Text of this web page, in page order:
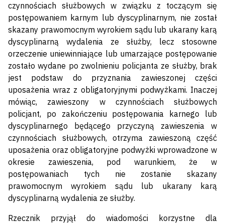
czynnościach służbowych w związku z toczącym się
postępowaniem karnym lub dyscyplinarnym, nie został
skazany prawomocnym wyrokiem sądu lub ukarany karą
dyscyplinarną wydalenia ze służby, lecz stosowne
orzeczenie uniewinniające lub umarzające postępowanie
zostało wydane po zwolnieniu policjanta ze służby, brak
jest podstaw do przyznania zawieszonej części
uposażenia wraz z obligatoryjnymi podwyżkami. Inaczej
mówiąc, zawieszony w czynnościach służbowych
policjant, po zakończeniu postępowania karnego lub
dyscyplinarnego będącego przyczyną zawieszenia w
czynnościach służbowych, otrzyma zawieszoną część
uposażenia oraz obligatoryjne podwyżki wprowadzone w
okresie zawieszenia, pod warunkiem, że w
postępowaniach tych nie zostanie skazany
prawomocnym wyrokiem sądu lub ukarany karą
dyscyplinarną wydalenia ze służby.
Rzecznik przyjął do wiadomości korzystne dla